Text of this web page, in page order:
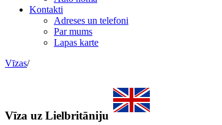
Kontakti
Adreses un telefoni
Par mums
Lapas karte
Vīzas/
Vīza uz Lielbritāniju